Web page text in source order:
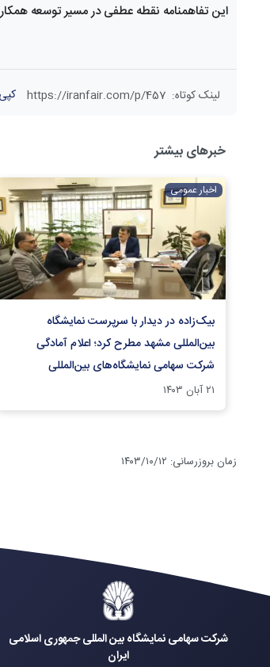
این تفاهمنامه نقطه عطفی در مسیر توسعه
لینک کوتاه:
https://iranfair.com/p/457 کپی
خبرهای بیشتر
اخبار عمومی
بیک‌زاده در دیدار با سرپرست نمایشگاه
بین‌المللی مشهد مطرح کرد؛ اعلام آمادگی
شرکت سهامی نمایشگاه‌های بین‌المللی
ج.ا.ایران در حمایت از توسعه فعالیت‌های
نمایشگاهی شرق کشور
۲۱ آبان ۱۴۰۳
زمان بروزرسانی: ۱۴۰۳/۱۰/۱۲
شرکت سهامی نمایشگاه بین المللی جمهوری اسلامی
ایران